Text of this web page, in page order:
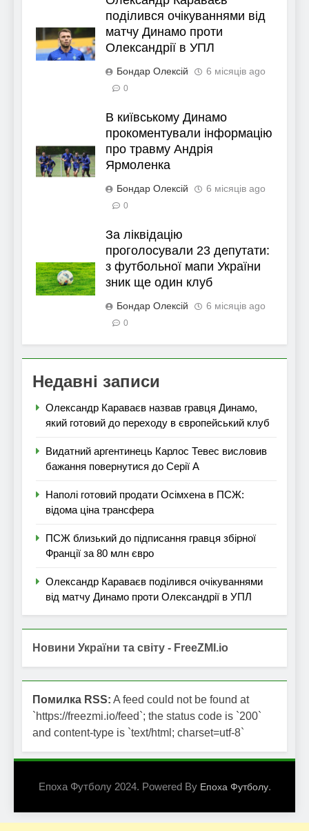
поділився очікуваннями від
матчу Динамо проти
Олександрії в УПЛ
Бондар Олексій 6 місяців ago
0
В київському Динамо
прокоментували інформацію
про травму Андрія
Ярмоленка
Бондар Олексій 6 місяців ago
0
За ліквідацію
проголосували 23 депутати:
з футбольної мапи України
зник ще один клуб
Бондар Олексій 6 місяців ago
0
Недавні записи
Олександр Караваєв назвав гравця Динамо,
який готовий до переходу в європейський клуб
Видатний аргентинець Карлос Тевес висловив
бажання повернутися до Серії А
Наполі готовий продати Осімхена в ПСЖ:
відома ціна трансфера
ПСЖ близький до підписання гравця збірної
Франції за 80 млн євро
Олександр Караваєв поділився очікуваннями
від матчу Динамо проти Олександрії в УПЛ
Новини України та світу - FreeZMI.io
Помилка RSS: A feed could not be found at
`https://freezmi.io/feed`; the status code is `200`
and content-type is `text/html; charset=utf-8`
Епоха Футболу 2024. Powered By Епоха Футболу.